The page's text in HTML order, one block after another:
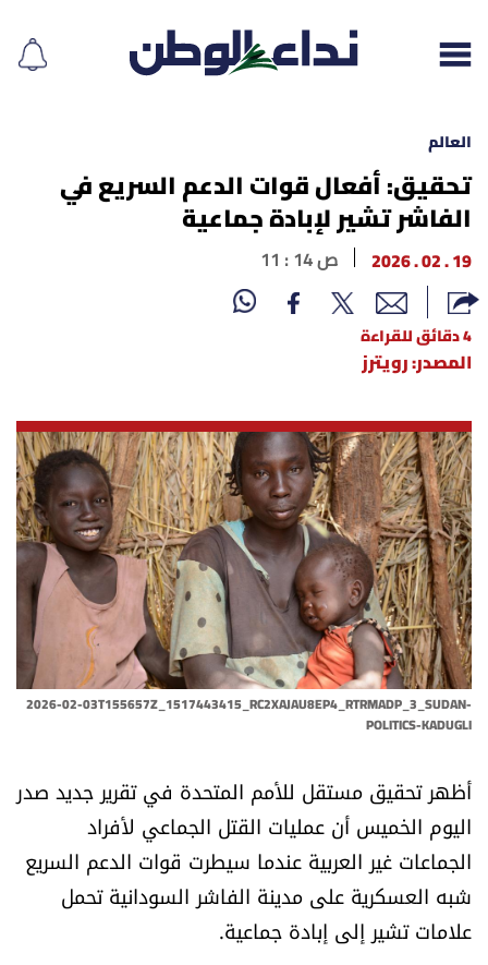
إقرأ الجريدة
لبنان
الغلاف
محليات
أسرار
متفرقات
نداء القرّاء
خاص الموقع
تحت المجهر
آراء
اقتصاد
العالم
تحقيق: أفعال قوات الدعم السريع في
الفاشر تشير لإبادة جماعية
19 . 02 . 2026 11 : 14 ص
4 دقائق للقراءة
المصدر: رويترز
2026-02-03T155657Z_1517443415_RC2XAJAU8EP4_RTRMADP_3_SUDAN-
POLITICS-KADUGLI
أظهر تحقيق مستقل للأمم المتحدة في تقرير جديد صدر
اليوم الخميس أن عمليات القتل الجماعي لأفراد
الجماعات غير العربية عندما سيطرت قوات الدعم السريع
شبه العسكرية على مدينة الفاشر السودانية تحمل
علامات تشير إلى إبادة جماعية.